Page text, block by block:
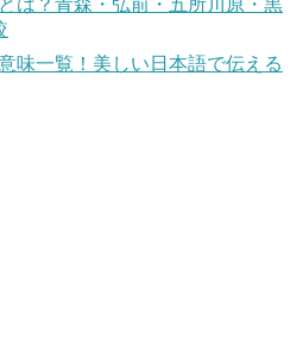
味一覧！美しい日本語で伝える